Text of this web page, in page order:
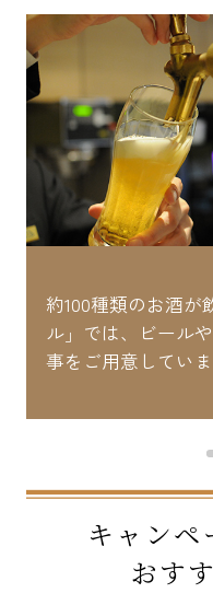
約100種類のお酒が
ル」では、ビール
事をご用意していま
キャンペ
おす